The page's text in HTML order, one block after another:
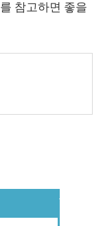
를 참고하면 좋을